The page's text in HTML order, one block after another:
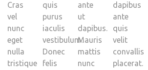
Cras
vel
nunc
eget
nulla
tristique
quis
purus
iaculis
vestibulum.
Donec
felis
ante
ut
dapibus.
Mauris
mattis
nunc
dapibus
ante
quis
velit
convallis
placerat.